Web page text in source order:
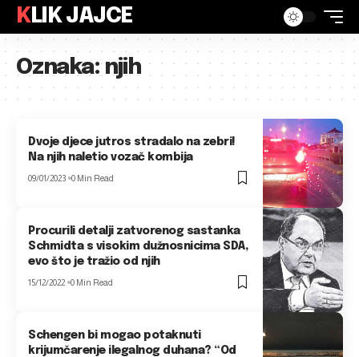
KLIK JAJCE
Oznaka:njih
Dvoje djece jutros stradalo na zebri!
Na njih naletio vozač kombija
09/01/2023 0 Min Read
Procurili detalji zatvorenog sastanka
Schmidta s visokim dužnosnicima SDA,
evo što je tražio od njih
15/12/2022 0 Min Read
Schengen bi mogao potaknuti
krijumčarenje ilegalnog duhana? “Od